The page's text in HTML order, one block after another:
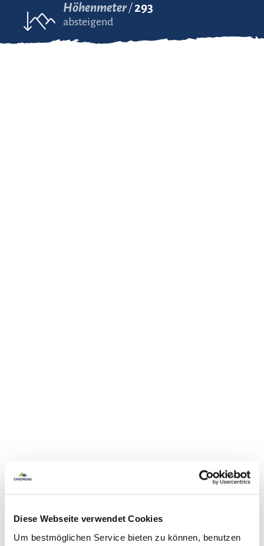
Diese Webseite verwendet Cookies
Um bestmöglichen Service bieten zu können, benutzen
Höhenmeter 293
absteigend